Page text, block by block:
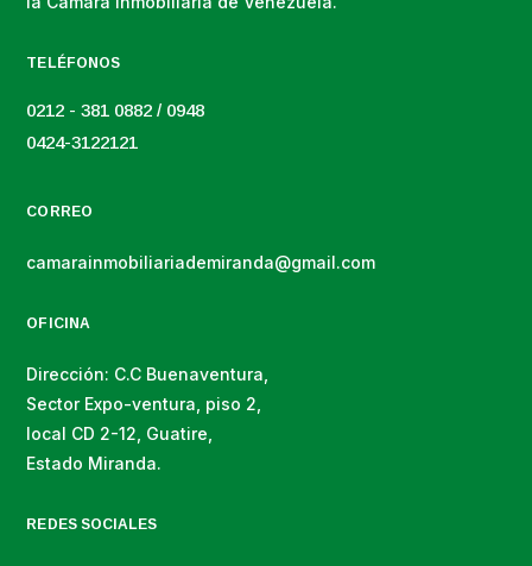
TELÉFONOS
0212 - 381 0882 / 0948
0424-3122121
CORREO
camarainmobiliariademiranda@gmail.com
OFICINA
Dirección: C.C Buenaventura,
Sector Expo-ventura, piso 2,
local CD 2-12, Guatire,
Estado Miranda.
REDES SOCIALES